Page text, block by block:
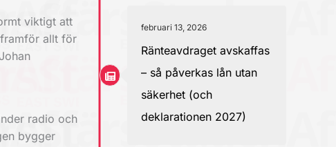
viktigt att
allt för
radio och
bygger
februari 13, 2026
Ränteavdraget avskaffas
– så påverkas lån utan
säkerhet (och
deklarationen 2027)